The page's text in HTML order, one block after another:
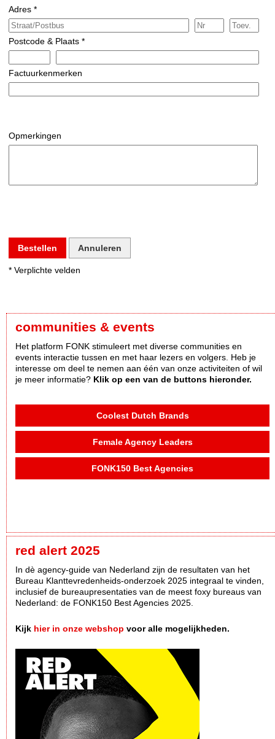
Adres *
Postcode & Plaats *
Factuurkenmerken
Opmerkingen
Bestellen Annuleren
* Verplichte velden
communities & events
Het platform FONK stimuleert met diverse communities en
events interactie tussen en met haar lezers en volgers. Heb je
interesse om deel te nemen aan één van onze activiteiten of wil
je meer informatie? Klik op een van de buttons hieronder.
Coolest Dutch Brands
Female Agency Leaders
FONK150 Best Agencies
red alert 2025
In dè agency-guide van Nederland zijn de resultaten van het
Bureau Klanttevredenheids-onderzoek 2025 integraal te vinden,
inclusief de bureaupresentaties van de meest foxy bureaus van
Nederland: de FONK150 Best Agencies 2025.
Kijk hier in onze webshop voor alle mogelijkheden.